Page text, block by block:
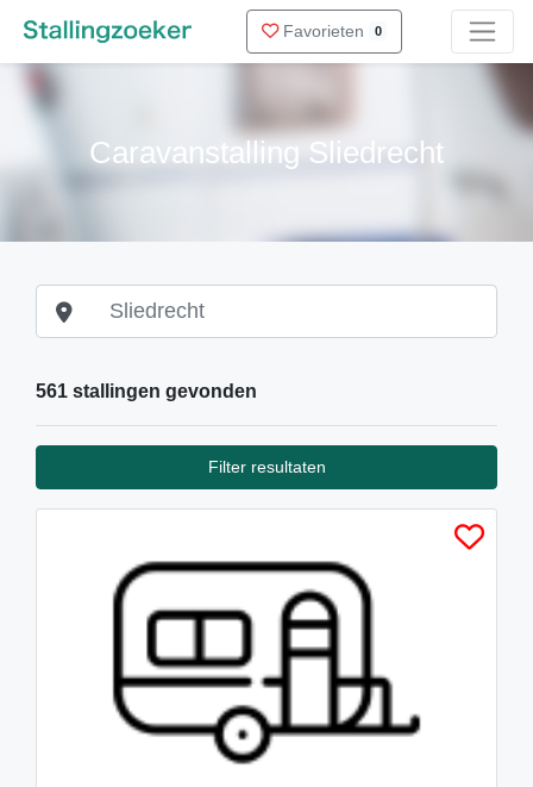
Favorieten 0
Caravanstalling Sliedrecht
561 stallingen gevonden
Filter resultaten